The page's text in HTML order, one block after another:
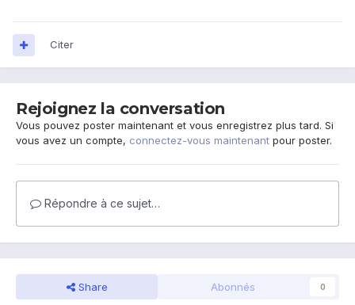
Citer
Rejoignez la conversation
Vous pouvez poster maintenant et vous enregistrez plus tard. Si
vous avez un compte, connectez-vous maintenant pour poster.
Répondre à ce sujet…
Share Abonnés 0